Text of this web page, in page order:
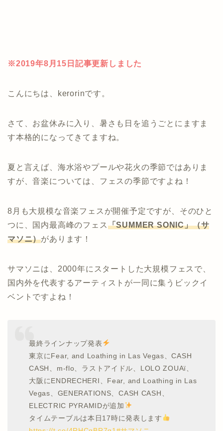
※2019年8月15日記事更新しました
こんにちは、kerorinです。
さて、お盆休みに入り、暑さも日を追うごとにますま
す本格的になってきてますね。
夏と言えば、海水浴やプールや花火の季節ではありま
すが、音楽については、フェスの季節ですよね！
8月も大規模な音楽フェスが開催予定ですが、そのひと
つに、国内最高峰のフェス 「SUMMER SONIC」（サ
マソニ）があります！
サマソニは、2000年にスタートした大規模フェスで、
国内外を代表するアーティストが一同に集うビックイ
ベントですよね！
最終ラインナップ発表
東京にFear, and Loathing in Las Vegas、CASH
CASH、m-flo、ラストアイドル、LOLO ZOUAï、
大阪にENDRECHERI、Fear, and Loathing in Las
Vegas、GENERATIONS、CASH CASH、
ELECTRIC PYRAMIDが追加
タイムテーブルは本日17時に発表します